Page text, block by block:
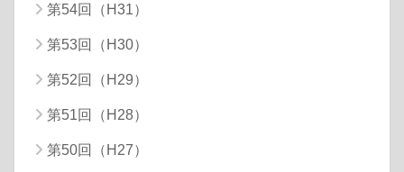
第54回（H31）
第53回（H30）
第52回（H29）
第51回（H28）
第50回（H27）